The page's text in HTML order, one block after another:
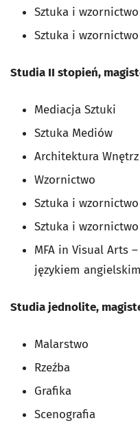
Sztuka i
Sztuka i wzornictwo
Studia II stopień,
Mediacja Sztuki
Sztuka Mediów
Architektura Wnętrz
Wzornictwo
Sztuka i
Sztuka i wzornictwo
MFA in Visual Arts
językiem
Studia jednolite,
Malarstwo
Rzeźba
Grafika
Scenografia